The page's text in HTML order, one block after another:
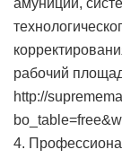
амуниции,
рабочий
http://
4.